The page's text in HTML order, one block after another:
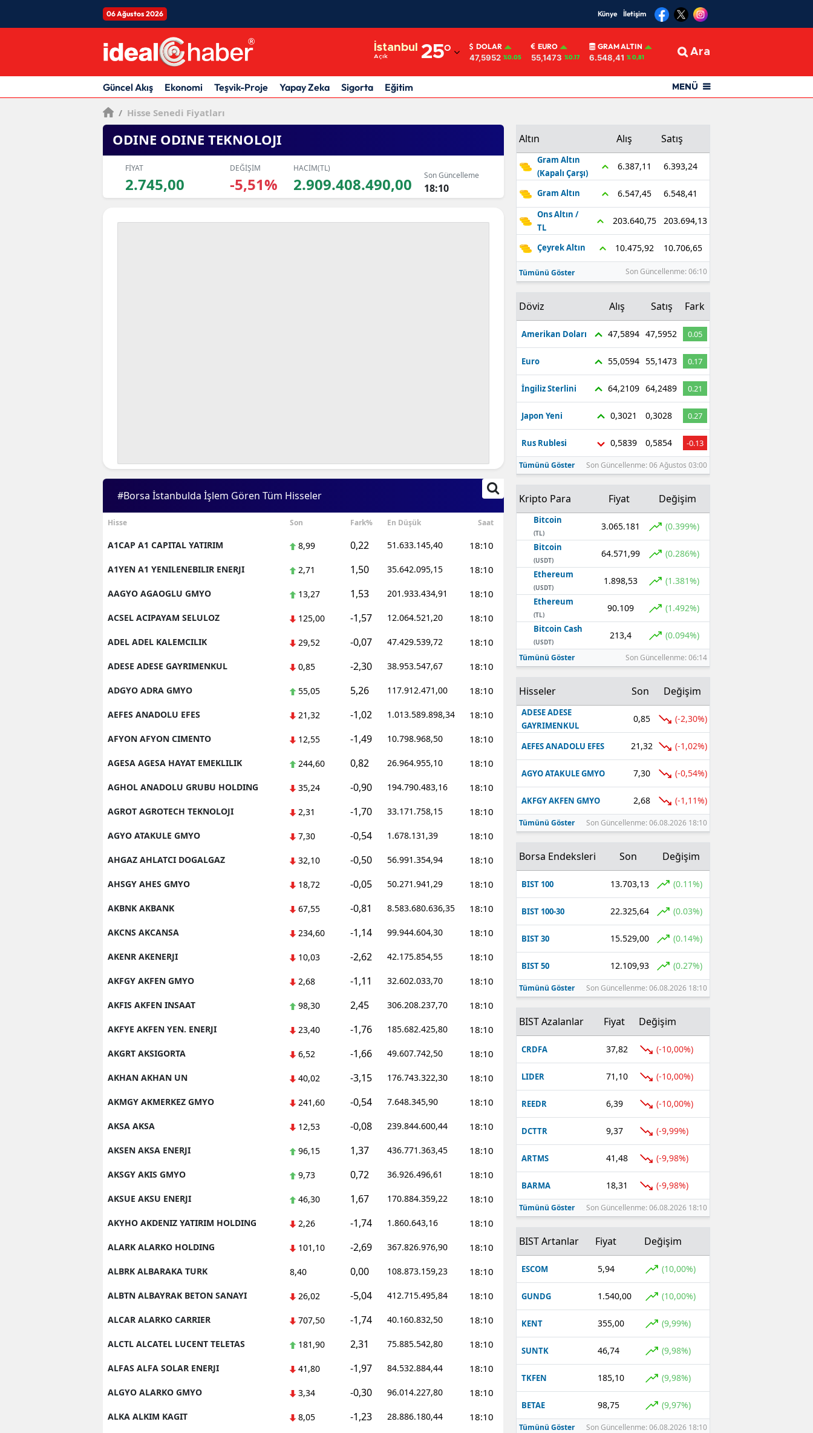
06 Ağustos 2026 Künye İletişim
İstanbul
Açık 25°
Adıyaman
Afyonkarahisar
Antalya
Çorum
Mersin
İstanbul
İzmir
Kars
Kastamonu
Kayseri
Kırklareli
Kırşehir
Kocaeli
Konya
Kütahya
Malatya
Manisa
Kahramanmaraş
Mardin
Muğla
Muş
Nevşehir
Niğde
Ordu
Rize
Sakarya
DOLAR
47,5952 %0.05
EURO
55,1473 %0.17
GRAM ALTIN
6.548,41 % 0,81 Ara
Güncel Akış Ekonomi Teşvik-Proje Yapay Zeka Sigorta Eğitim MENÜ
/ Hisse Senedi Fiyatları
ODINE ODINE TEKNOLOJI
FİYAT
2.745,00
DEĞİŞİM
-5,51%
HACİM(TL)
2.909.408.490,00 Son Güncelleme
18:10
#Borsa İstanbulda İşlem Gören Tüm Hisseler
Hisse Son Fark% En Düşük Saat
A1CAP A1 CAPITAL YATIRIM 8,99 0,22 51.633.145,40 18:10
A1YEN A1 YENILENEBILIR ENERJI 2,71 1,50 35.642.095,15 18:10
AAGYO AGAOGLU GMYO 13,27 1,53 201.933.434,91 18:10
ACSEL ACIPAYAM SELULOZ 125,00 -1,57 12.064.521,20 18:10
ADEL ADEL KALEMCILIK 29,52 -0,07 47.429.539,72 18:10
ADESE ADESE GAYRIMENKUL 0,85 -2,30 38.953.547,67 18:10
ADGYO ADRA GMYO 55,05 5,26 117.912.471,00 18:10
AEFES ANADOLU EFES 21,32 -1,02 1.013.589.898,34 18:10
AFYON AFYON CIMENTO 12,55 -1,49 10.798.968,50 18:10
AGESA AGESA HAYAT EMEKLILIK 244,60 0,82 26.964.955,10 18:10
AGHOL ANADOLU GRUBU HOLDING 35,24 -0,90 194.790.483,16 18:10
AGROT AGROTECH TEKNOLOJI 2,31 -1,70 33.171.758,15 18:10
AGYO ATAKULE GMYO 7,30 -0,54 1.678.131,39 18:10
AHGAZ AHLATCI DOGALGAZ 32,10 -0,50 56.991.354,94 18:10
AHSGY AHES GMYO 18,72 -0,05 50.271.941,29 18:10
AKBNK AKBANK 67,55 -0,81 8.583.680.636,35 18:10
AKCNS AKCANSA 234,60 -1,14 99.944.604,30 18:10
AKENR AKENERJI 10,03 -2,62 42.175.854,55 18:10
AKFGY AKFEN GMYO 2,68 -1,11 32.602.033,70 18:10
AKFIS AKFEN INSAAT 98,30 2,45 306.208.237,70 18:10
AKFYE AKFEN YEN. ENERJI 23,40 -1,76 185.682.425,80 18:10
AKGRT AKSIGORTA 6,52 -1,66 49.607.742,50 18:10
AKHAN AKHAN UN 40,02 -3,15 176.743.322,30 18:10
AKMGY AKMERKEZ GMYO 241,60 -0,54 7.648.345,90 18:10
AKSA AKSA 12,53 -0,08 239.844.600,44 18:10
AKSEN AKSA ENERJI 96,15 1,37 436.771.363,45 18:10
AKSGY AKIS GMYO 9,73 0,72 36.926.496,61 18:10
AKSUE AKSU ENERJI 46,30 1,67 170.884.359,22 18:10
AKYHO AKDENIZ YATIRIM HOLDING 2,26 -1,74 1.860.643,16 18:10
ALARK ALARKO HOLDING 101,10 -2,69 367.826.976,90 18:10
ALBRK ALBARAKA TURK 8,40 0,00 108.873.159,23 18:10
ALBTN ALBAYRAK BETON SANAYI 26,02 -5,04 412.715.495,84 18:10
ALCAR ALARKO CARRIER 707,50 -1,74 40.160.832,50 18:10
ALCTL ALCATEL LUCENT TELETAS 181,90 2,31 75.885.542,80 18:10
ALFAS ALFA SOLAR ENERJI 41,80 -1,97 84.532.884,44 18:10
ALGYO ALARKO GMYO 3,34 -0,30 96.014.227,80 18:10
ALKA ALKIM KAGIT 8,05 -1,23 28.886.180,44 18:10
Altın Alış Satış
Gram Altın
(Kapalı Çarşı)
6.387,11 6.393,24
Gram Altın 6.547,45 6.548,41
Ons Altın /
TL
203.640,75 203.694,13
Çeyrek Altın 10.475,92 10.706,65
Tümünü Göster Son Güncellenme: 06:10
Döviz Alış Satış Fark
Amerikan Doları 47,5894 47,5952 0.05
Euro 55,0594 55,1473 0.17
İngiliz Sterlini 64,2109 64,2489 0.21
Japon Yeni 0,3021 0,3028 0.27
Rus Rublesi 0,5839 0,5854 -0.13
Tümünü Göster Son Güncellenme: 06 Ağustos 03:00
Kripto Para Fiyat Değişim
Bitcoin
(TL)
3.065.181 (0.399%)
Bitcoin
(USDT)
64.571,99 (0.286%)
Ethereum
(USDT)
1.898,53 (1.381%)
Ethereum
(TL)
90.109 (1.492%)
Bitcoin Cash
(USDT)
213,4 (0.094%)
Tümünü Göster Son Güncellenme: 06:14
Hisseler Son Değişim
ADESE ADESE
GAYRIMENKUL
0,85 (-2,30%)
AEFES ANADOLU EFES 21,32 (-1,02%)
AGYO ATAKULE GMYO 7,30 (-0,54%)
AKFGY AKFEN GMYO 2,68 (-1,11%)
Tümünü Göster Son Güncellenme: 06.08.2026 18:10
Borsa Endeksleri Son Değişim
BIST 100 13.703,13 (0.11%)
BIST 100-30 22.325,64 (0.03%)
BIST 30 15.529,00 (0.14%)
BIST 50 12.109,93 (0.27%)
Tümünü Göster Son Güncellenme: 06.08.2026 18:10
BIST Azalanlar Fiyat Değişim
CRDFA 37,82 (-10,00%)
LIDER 71,10 (-10,00%)
REEDR 6,39 (-10,00%)
DCTTR 9,37 (-9,99%)
ARTMS 41,48 (-9,98%)
BARMA 18,31 (-9,98%)
Tümünü Göster Son Güncellenme: 06.08.2026 18:10
BIST Artanlar Fiyat Değişim
ESCOM 5,94 (10,00%)
GUNDG 1.540,00 (10,00%)
KENT 355,00 (9,99%)
SUNTK 46,74 (9,98%)
TKFEN 185,10 (9,98%)
BETAE 98,75 (9,97%)
Tümünü Göster Son Güncellenme: 06.08.2026 18:10